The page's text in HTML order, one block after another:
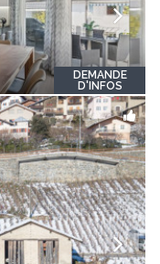
DEMANDE
D'INFOS